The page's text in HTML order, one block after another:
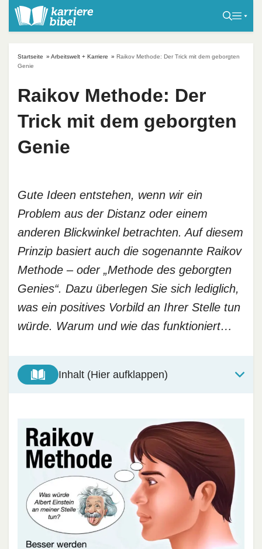
Startseite » Arbeitswelt + Karriere » Raikov Methode: Der Trick mit dem geborgten
Genie
Raikov Methode: Der
Trick mit dem geborgten
Genie
Gute Ideen entstehen, wenn wir ein
Problem aus der Distanz oder einem
anderen Blickwinkel betrachten. Auf diesem
Prinzip basiert auch die sogenannte Raikov
Methode – oder „Methode des geborgten
Genies“. Dazu überlegen Sie sich lediglich,
was ein positives Vorbild an Ihrer Stelle tun
würde. Warum und wie das funktioniert…
Inhalt (Hier aufklappen)